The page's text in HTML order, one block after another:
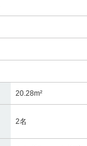
20.28m²
2名